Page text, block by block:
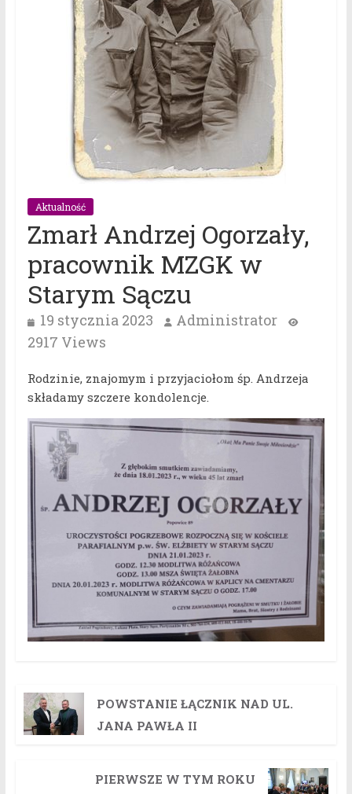
Aktualność
Zmarł Andrzej Ogorzały,
pracownik MZGK w
Starym Sączu
19 stycznia 2023
Administrator
2917 Views
Rodzinie, znajomym i przyjaciołom śp. Andrzeja
składamy szczere kondolencje.
POWSTANIE ŁĄCZNIK NAD UL.
JANA PAWŁA II
PIERWSZE W TYM ROKU